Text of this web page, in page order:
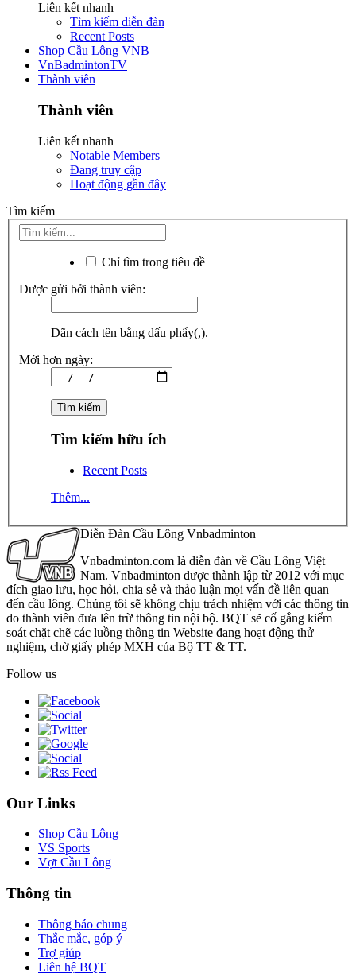
Liên kết nhanh
Tìm kiếm diễn đàn
Recent Posts
Shop Cầu Lông VNB
VnBadmintonTV
Thành viên
Thành viên
Liên kết nhanh
Notable Members
Đang truy cập
Hoạt động gần đây
Tìm kiếm
Chỉ tìm trong tiêu đề
Được gửi bởi thành viên:
Dãn cách tên bằng dấu phẩy(,).
Mới hơn ngày:
Tìm kiếm hữu ích
Recent Posts
Thêm...
Diễn Đàn Cầu Lông Vnbadminton
Vnbadminton.com là diễn đàn về Cầu Lông Việt
Nam. Vnbadminton được thành lập từ 2012 với mục
đích giao lưu, học hỏi, chia sẻ và thảo luận mọi vấn đề liên quan
đến cầu lông. Chúng tôi sẽ không chịu trách nhiệm với các thông tin
do thành viên đưa lên trừ thông tin nội bộ. BQT sẽ cố gắng kiểm
soát chặt chẽ các luồng thông tin Website đang hoạt động thử
nghiệm, chờ giấy phép MXH của Bộ TT & TT.
Follow us
Our Links
Shop Cầu Lông
VS Sports
Vợt Cầu Lông
Thông tin
Thông báo chung
Thắc mắc, góp ý
Trợ giúp
Liên hệ BQT